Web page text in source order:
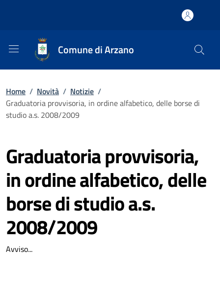
Comune di Arzano
Home / Novità / Notizie /
Graduatoria provvisoria, in ordine alfabetico, delle borse di
studio a.s. 2008/2009
Graduatoria provvisoria,
in ordine alfabetico, delle
borse di studio a.s.
2008/2009
Avviso...